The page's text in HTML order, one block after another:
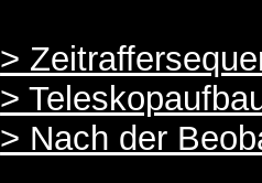
>
>
> Nach der